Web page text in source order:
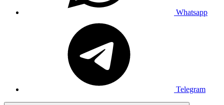
Whatsapp
Telegram